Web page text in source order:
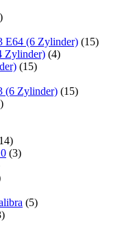
E64 (6 Zylinder) (15)
Zylinder) (4)
(15)
(6 Zylinder) (15)
(3)
(5)